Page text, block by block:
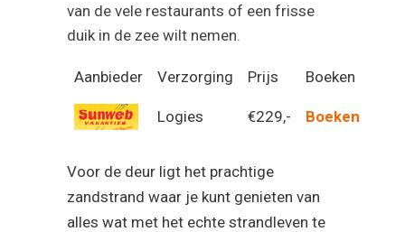
van de vele restaurants of een frisse
duik in de zee wilt nemen.
Aanbieder Verzorging Prijs Boeken
Logies €229,- Boeken
Voor de deur ligt het prachtige
zandstrand waar je kunt genieten van
alles wat met het echte strandleven te